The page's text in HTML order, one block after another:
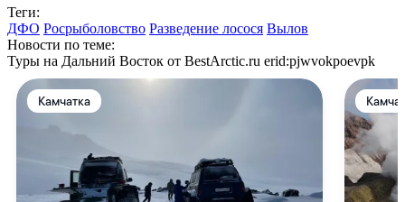
Теги:
ДФО Росрыболовство Разведение лосося Вылов
Новости по теме:
Туры на Дальний Восток от BestArctic.ru erid:pjwvokpoevpk